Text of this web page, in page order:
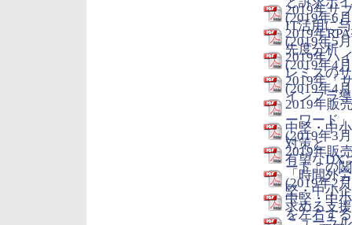
(2019年6
2019年サ
IT活用に
(2019年5
2019年
先度分析
(2019年4
2019年ハ
レミスの
(2019年4
2019年「
インフラ
2019年販
ーワード
(2019年3
中堅・中
対策と
有望なDX
2019年販
ード」の
(2019年2
「時間外
堅・中小
求める支
中堅・中
を左右する